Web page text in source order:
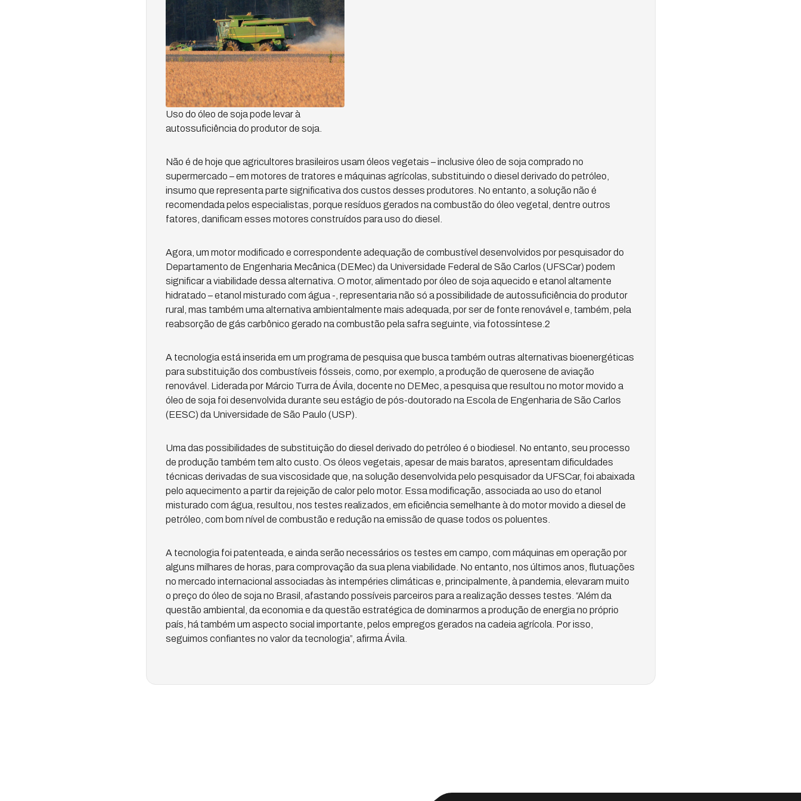
Uso do óleo de soja pode levar à
autossuficiência do produtor de soja.
Não é de hoje que agricultores brasileiros usam óleos vegetais – inclusive óleo de soja comprado no
supermercado – em motores de tratores e máquinas agrícolas, substituindo o diesel derivado do petróleo,
insumo que representa parte significativa dos custos desses produtores. No entanto, a solução não é
recomendada pelos especialistas, porque resíduos gerados na combustão do óleo vegetal, dentre outros
fatores, danificam esses motores construídos para uso do diesel.
Agora, um motor modificado e correspondente adequação de combustível desenvolvidos por pesquisador do
Departamento de Engenharia Mecânica (DEMec) da Universidade Federal de São Carlos (UFSCar) podem
significar a viabilidade dessa alternativa. O motor, alimentado por óleo de soja aquecido e etanol altamente
hidratado – etanol misturado com água -, representaria não só a possibilidade de autossuficiência do produtor
rural, mas também uma alternativa ambientalmente mais adequada, por ser de fonte renovável e, também, pela
reabsorção de gás carbônico gerado na combustão pela safra seguinte, via fotossíntese.2
A tecnologia está inserida em um programa de pesquisa que busca também outras alternativas bioenergéticas
para substituição dos combustíveis fósseis, como, por exemplo, a produção de querosene de aviação
renovável. Liderada por Márcio Turra de Ávila, docente no DEMec, a pesquisa que resultou no motor movido a
óleo de soja foi desenvolvida durante seu estágio de pós-doutorado na Escola de Engenharia de São Carlos
(EESC) da Universidade de São Paulo (USP).
Uma das possibilidades de substituição do diesel derivado do petróleo é o biodiesel. No entanto, seu processo
de produção também tem alto custo. Os óleos vegetais, apesar de mais baratos, apresentam dificuldades
técnicas derivadas de sua viscosidade que, na solução desenvolvida pelo pesquisador da UFSCar, foi abaixada
pelo aquecimento a partir da rejeição de calor pelo motor. Essa modificação, associada ao uso do etanol
misturado com água, resultou, nos testes realizados, em eficiência semelhante à do motor movido a diesel de
petróleo, com bom nível de combustão e redução na emissão de quase todos os poluentes.
A tecnologia foi patenteada, e ainda serão necessários os testes em campo, com máquinas em operação por
alguns milhares de horas, para comprovação da sua plena viabilidade. No entanto, nos últimos anos, flutuações
no mercado internacional associadas às intempéries climáticas e, principalmente, à pandemia, elevaram muito
o preço do óleo de soja no Brasil, afastando possíveis parceiros para a realização desses testes. “Além da
questão ambiental, da economia e da questão estratégica de dominarmos a produção de energia no próprio
país, há também um aspecto social importante, pelos empregos gerados na cadeia agrícola. Por isso,
seguimos confiantes no valor da tecnologia”, afirma Ávila.